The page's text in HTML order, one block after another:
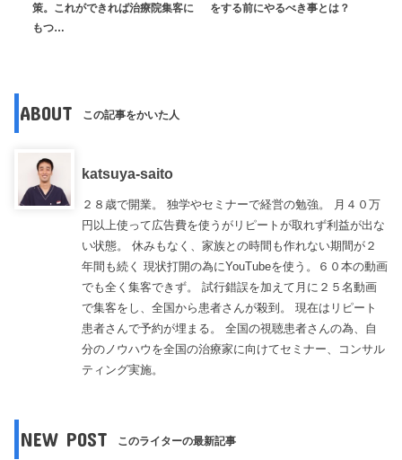
策。これができれば治療院集客に
もつ…
をする前にやるべき事とは？
ABOUT この記事をかいた人
katsuya-saito
２８歳で開業。 独学やセミナーで経営の勉強。 月４０万
円以上使って広告費を使うがリピートが取れず利益が出な
い状態。 休みもなく、家族との時間も作れない期間が２
年間も続く 現状打開の為にYouTubeを使う。６０本の動画
でも全く集客できず。 試行錯誤を加えて月に２５名動画
で集客をし、全国から患者さんが殺到。 現在はリピート
患者さんで予約が埋まる。 全国の視聴患者さんの為、自
分のノウハウを全国の治療家に向けてセミナー、コンサル
ティング実施。
NEW POST このライターの最新記事